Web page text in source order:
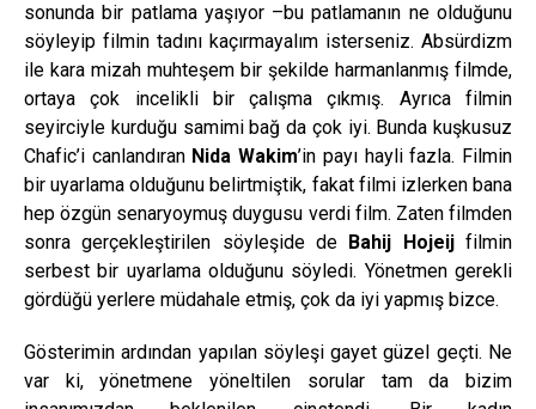
sonunda bir patlama yaşıyor –bu patlamanın ne olduğunu
söyleyip filmin tadını kaçırmayalım isterseniz. Absürdizm
ile kara mizah muhteşem bir şekilde harmanlanmış filmde,
ortaya çok incelikli bir çalışma çıkmış. Ayrıca filmin
seyirciyle kurduğu samimi bağ da çok iyi. Bunda kuşkusuz
Chafic’i canlandıran Nida Wakim’in payı hayli fazla. Filmin
bir uyarlama olduğunu belirtmiştik, fakat filmi izlerken bana
hep özgün senaryoymuş duygusu verdi film. Zaten filmden
sonra gerçekleştirilen söyleşide de
Bahij Hojeijfilmin
serbest bir uyarlama olduğunu söyledi. Yönetmen gerekli
gördüğü yerlere müdahale etmiş, çok da iyi yapmış bizce.
Gösterimin ardından yapılan söyleşi gayet güzel geçti. Ne
var ki, yönetmene yöneltilen sorular tam da bizim